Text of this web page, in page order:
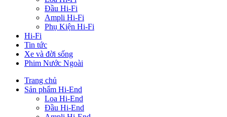
Đầu Hi-Fi
Ampli Hi-Fi
Phụ Kiện Hi-Fi
Hi-Fi
Tin tức
Xe và đời sống
Phim Nước Ngoài
Trang chủ
Sản phẩm Hi-End
Loa Hi-End
Đầu Hi-End